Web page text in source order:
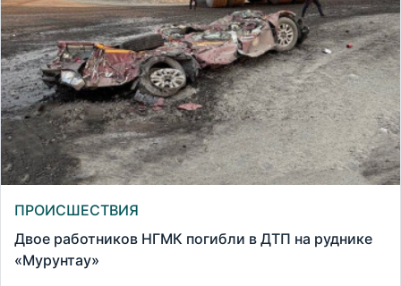
ПРОИСШЕСТВИЯ
Двое работников НГМК погибли в ДТП на руднике
«Мурунтау»